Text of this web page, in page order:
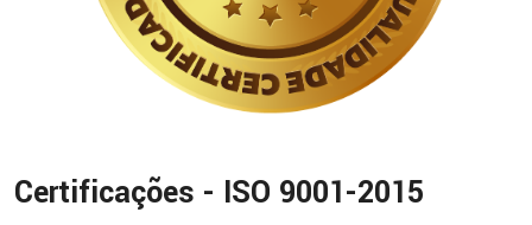
Certificações - ISO 9001-2015